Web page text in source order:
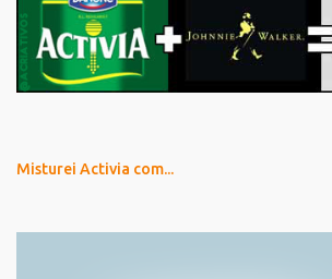
Misturei Activia com...